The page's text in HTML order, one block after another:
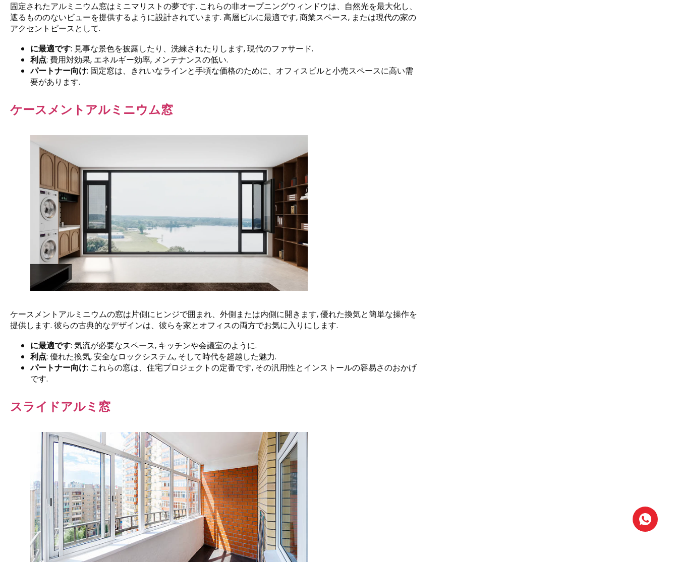
固定されたアルミニウム窓はミニマリストの夢です. これらの非オープニングウィンドウは、自然光を最大化し、
遮るもののないビューを提供するように設計されています. 高層ビルに最適です, 商業スペース, または現代の家の
アクセントピースとして.
に最適です: 見事な景色を披露したり、洗練されたりします, 現代のファサード.
利点: 費用対効果, エネルギー効率, メンテナンスの低い.
パートナー向け: 固定窓は、きれいなラインと手頃な価格のために、オフィスビルと小売スペースに高い需
要があります.
ケースメントアルミニウム窓
ケースメントアルミニウムの窓は片側にヒンジで囲まれ、外側または内側に開きます, 優れた換気と簡単な操作を
提供します. 彼らの古典的なデザインは、彼らを家とオフィスの両方でお気に入りにします.
に最適です: 気流が必要なスペース, キッチンや会議室のように.
利点: 優れた換気, 安全なロックシステム, そして時代を超越した魅力.
パートナー向け: これらの窓は、住宅プロジェクトの定番です, その汎用性とインストールの容易さのおかげ
です.
スライドアルミ窓